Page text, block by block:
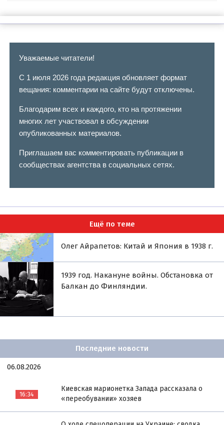
Уважаемые читатели!
С 1 июля 2026 года редакция обновляет формат
вещания: комментарии на сайте будут отключены.
Благодарим всех и каждого, кто на протяжении
многих лет участвовал в обсуждении
опубликованных материалов.
Приглашаем вас комментировать публикации в
сообществах агентства в социальных сетях.
Ещё по теме
Олег Айрапетов: Китай и Япония в 1938 г.
1939 год. Накануне войны. Обстановка от
Балкан до Финляндии.
Последние новости
06.08.2026
16:34
Киевская марионетка Запада рассказала о
«переобувании» хозяев